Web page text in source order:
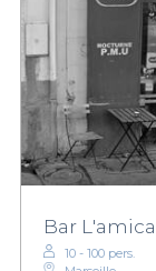
Bar L'amical
10 - 100 pers.